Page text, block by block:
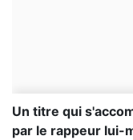
Un titre qui
par le rappeur lui-